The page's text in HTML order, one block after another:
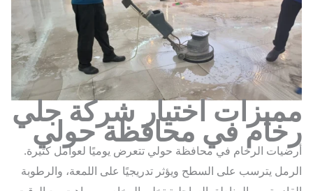
اختيار شركة جلي
في محافظة حولي
الرخام في محافظة حولي تتعرض يوميًا لعوامل كثيرة.
يترسب على السطح ويؤثر تدريجيًا على اللمعة، والرطوبة